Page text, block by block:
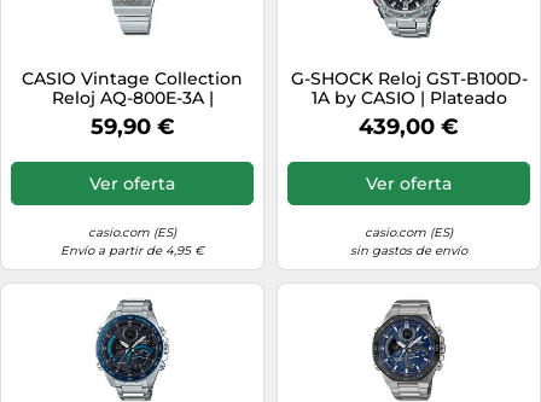
CASIO Vintage Collection
Reloj AQ-800E-3A |
Plateado
59,90 €
Ver oferta
casio.com (ES)
Envío a partir de 4,95 €
G-SHOCK Reloj GST-B100D-
1A by CASIO | Plateado
439,00 €
Ver oferta
casio.com (ES)
sin gastos de envío